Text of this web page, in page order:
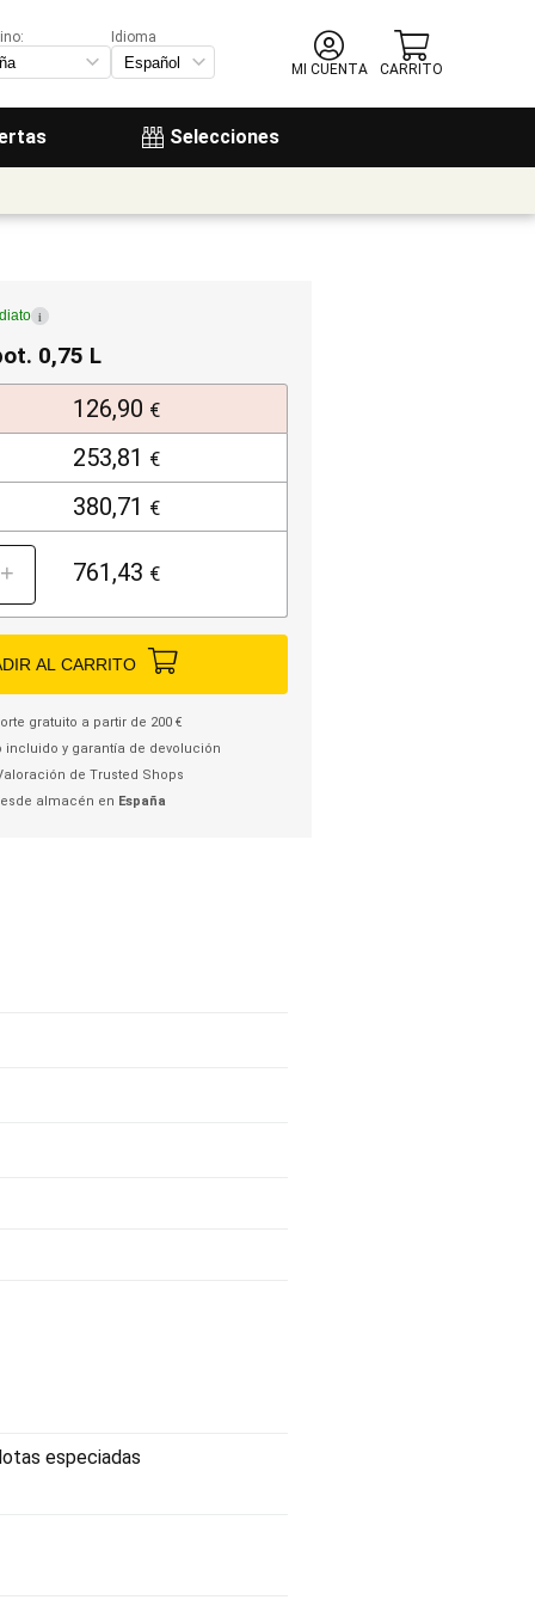
Selecciones
Idioma
MI CUENTA
CARRITO
i
0,75 L
126,90 €
253,81 €
380,71 €
+ 761,43 €
AL CARRITO
gratuito a partir de 200 €
incluido y garantía de devolución
de Trusted Shops
almacén en España
especiadas